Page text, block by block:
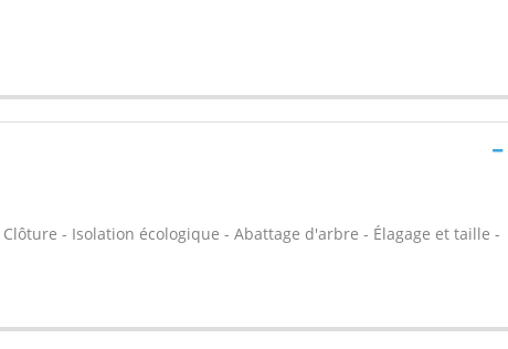
- Isolation écologique - Abattage d'arbre - Élagage et taille -